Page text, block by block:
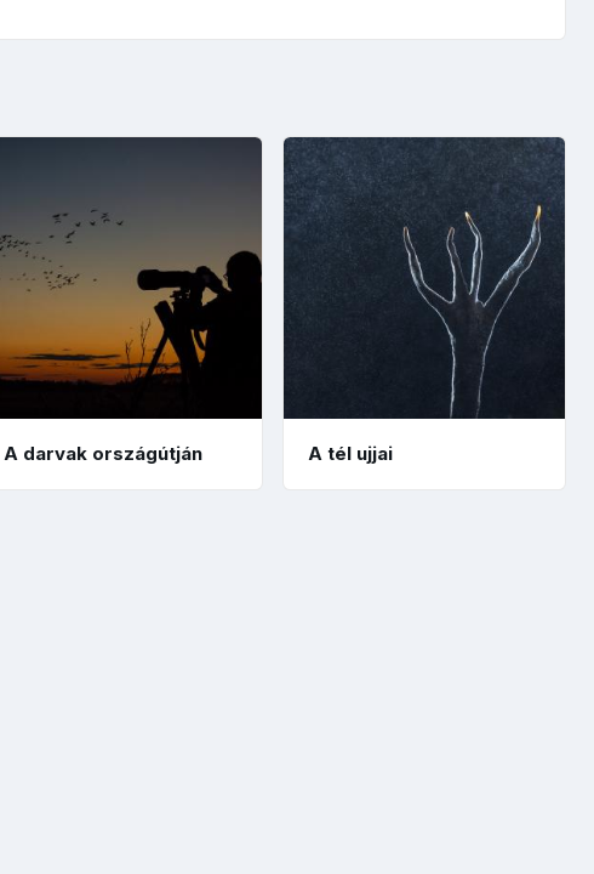
A darvak országútján A tél ujjai